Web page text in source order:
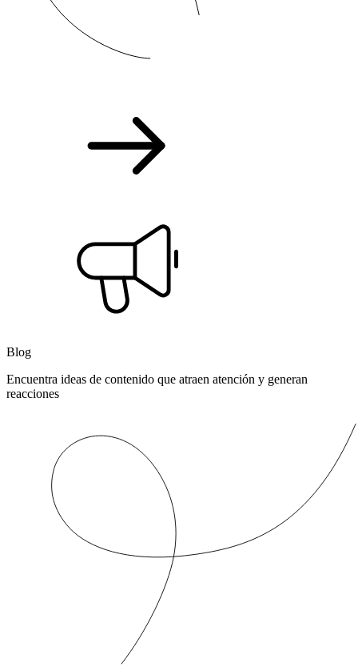
Blog
Encuentra ideas de contenido que atraen atención y generan
reacciones